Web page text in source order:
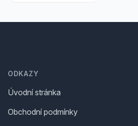
ODKAZY
Úvodní stránka
Obchodní podmínky